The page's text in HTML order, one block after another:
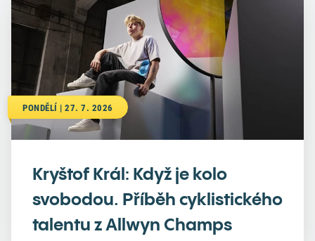
PONDĚLÍ | 27. 7. 2026
Kryštof Král: Když je kolo
svobodou. Příběh cyklistického
talentu z Allwyn Champs